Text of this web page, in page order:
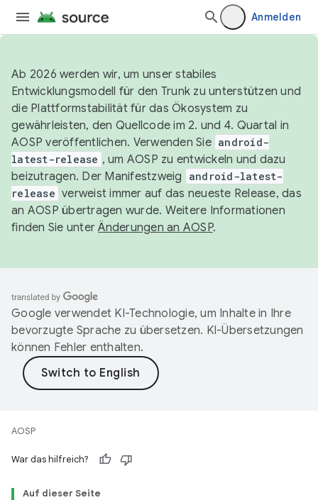
Anmelden
Ab 2026 werden wir, um unser stabiles
Entwicklungsmodell für den Trunk zu unterstützen und
die Plattformstabilität für das Ökosystem zu
gewährleisten, den Quellcode im 2. und 4. Quartal in
AOSP veröffentlichen. Verwenden Sie android-
latest-release , um AOSP zu entwickeln und dazu
beizutragen. Der Manifestzweig
android-latest-
release verweist immer auf das neueste Release, das
an AOSP übertragen wurde. Weitere Informationen
finden Sie unterÄnderungen an AOSP.
Google verwendet KI-Technologie, um Inhalte in Ihre
bevorzugte Sprache zu übersetzen. KI-Übersetzungen
können Fehler enthalten.
AOSP
War das hilfreich?
Auf dieser Seite